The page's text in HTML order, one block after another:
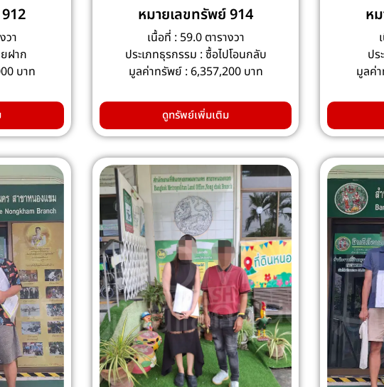
วา
ฝาก
บาท
หมายเลขทรัพย์ 914
เนื้อที่ : 59.0 ตารางวา
ประเภทธุรกรรม : ซื้อไปโอนกลับ
มูลค่าทรัพย์ : 6,357,200 บาท
ดูทรัพย์เพิ่มเติม
ห
ปร
มูลค่